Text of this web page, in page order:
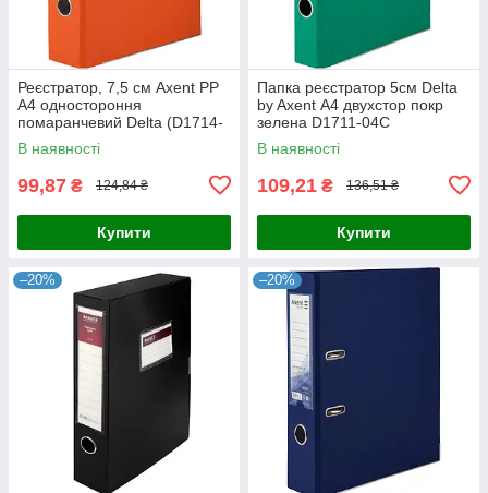
Реєстратор, 7,5 см Axent PP
А4 одностороння
помаранчевий Delta (D1714-
09C)
В наявності
99,87 ₴ 124,84 ₴
Купити
Папка реєстратор 5см Delta
by Axent А4 двухстор покр
зелена D1711-04C
В наявності
109,21 ₴ 136,51 ₴
Купити
–20% –20%